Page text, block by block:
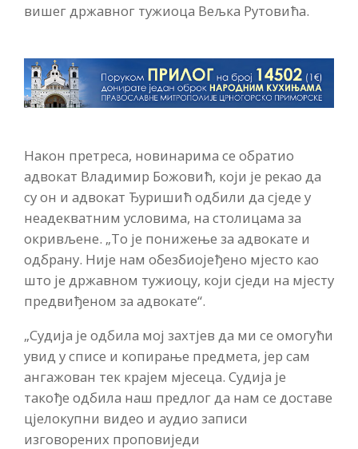
вишег државног тужиоца Вељка Рутовића.
Након претреса, новинарима се обратио
адвокат Владимир Божовић, који је рекао да
су он и адвокат Ђуришић одбили да сједе у
неадекватним условима, на столицама за
окривљене. „То је понижење за адвокате и
одбрану. Није нам обезбиојеђено мјесто као
што је државном тужиоцу, који сједи на мјесту
предвиђеном за адвокате“.
„Судија је одбила мој захтјев да ми се омогући
увид у списе и копирање предмета, јер сам
ангажован тек крајем мјесеца. Судија је
такође одбила наш предлог да нам се доставе
цјелокупни видео и аудио записи
изговорених проповиједи